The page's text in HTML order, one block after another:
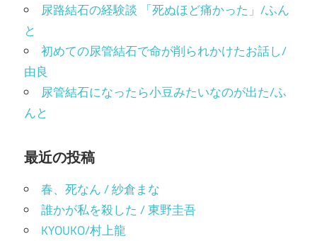
尿路結石の経験談 「死ぬほど痛かった」/ふん
と
初めての尿管結石で命が削られかけたお話し/
由良
尿管結石になったら小豆みたいなのが出た/ふ
んと
最近の投稿
春、死なん / 紗倉まな
誰かが私を殺した / 東野圭吾
KYOUKO/村上龍